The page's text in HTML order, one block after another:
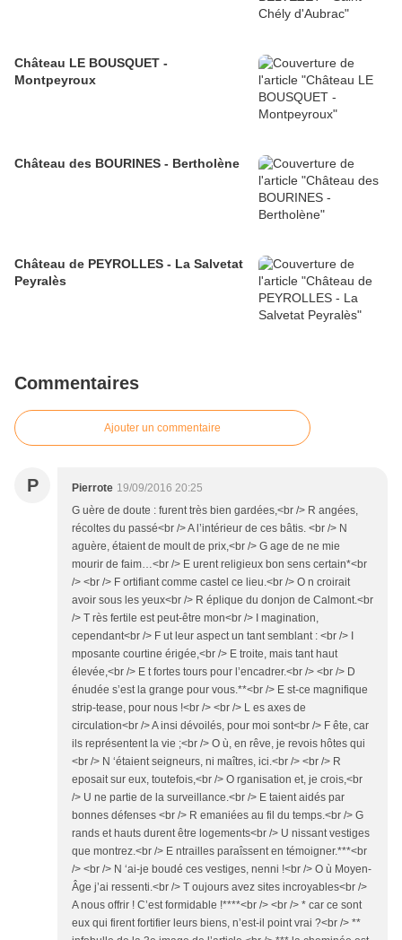
Château LE BOUSQUET -
Montpeyroux
Château des BOURINES - Bertholène
Château de PEYROLLES - La Salvetat
Peyralès
Commentaires
Ajouter un commentaire
P Pierrote 19/09/2016 20:25
G uère de doute : furent très bien gardées,<br /> R angées,
récoltes du passé<br /> A l’intérieur de ces bâtis. <br /> N
aguère, étaient de moult de prix,<br /> G age de ne mie
mourir de faim…<br /> E urent religieux bon sens certain*<br
/> <br /> F ortifiant comme castel ce lieu.<br /> O n croirait
avoir sous les yeux<br /> R éplique du donjon de Calmont.<br
/> T rès fertile est peut-être mon<br /> I magination,
cependant<br /> F ut leur aspect un tant semblant : <br /> I
mposante courtine érigée,<br /> E troite, mais tant haut
élevée,<br /> E t fortes tours pour l’encadrer.<br /> <br /> D
énudée s’est la grange pour vous.**<br /> E st-ce magnifique
strip-tease, pour nous !<br /> <br /> L es axes de
circulation<br /> A insi dévoilés, pour moi sont<br /> F ête, car
ils représentent la vie ;<br /> O ù, en rêve, je revois hôtes qui
<br /> N ‘étaient seigneurs, ni maîtres, ici.<br /> <br /> R
eposait sur eux, toutefois,<br /> O rganisation et, je crois,<br
/> U ne partie de la surveillance.<br /> E taient aidés par
bonnes défenses <br /> R emaniées au fil du temps.<br /> G
rands et hauts durent être logements<br /> U nissant vestiges
que montrez.<br /> E ntrailles paraîssent en témoigner.***<br
/> <br /> N ‘ai-je boudé ces vestiges, nenni !<br /> O ù Moyen-
Âge j’ai ressenti.<br /> T oujours avez sites incroyables<br />
A nous offrir ! C’est formidable !****<br /> <br /> * car ce sont
eux qui firent fortifier leurs biens, n’est-il point vrai ?<br /> **